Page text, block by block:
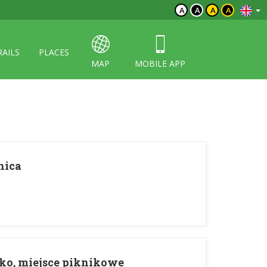
A A A A
PLACES
MAP
MOBILE APP
miejsce piknikowe